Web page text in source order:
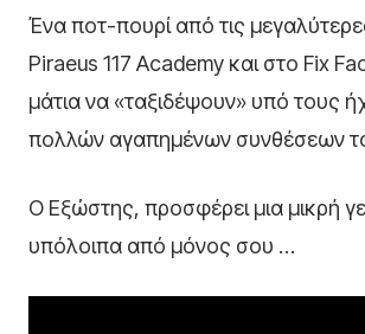
Ένα ποτ-πουρί από τις
Piraeus 117 Academy και στο Fix
μάτια να «ταξιδέψουν» υπό τους
πολλών αγαπημένων συνθέσεων
Ο Εξώστης, προσφέρει μια μικρή
υπόλοιπα από μόνος σου …